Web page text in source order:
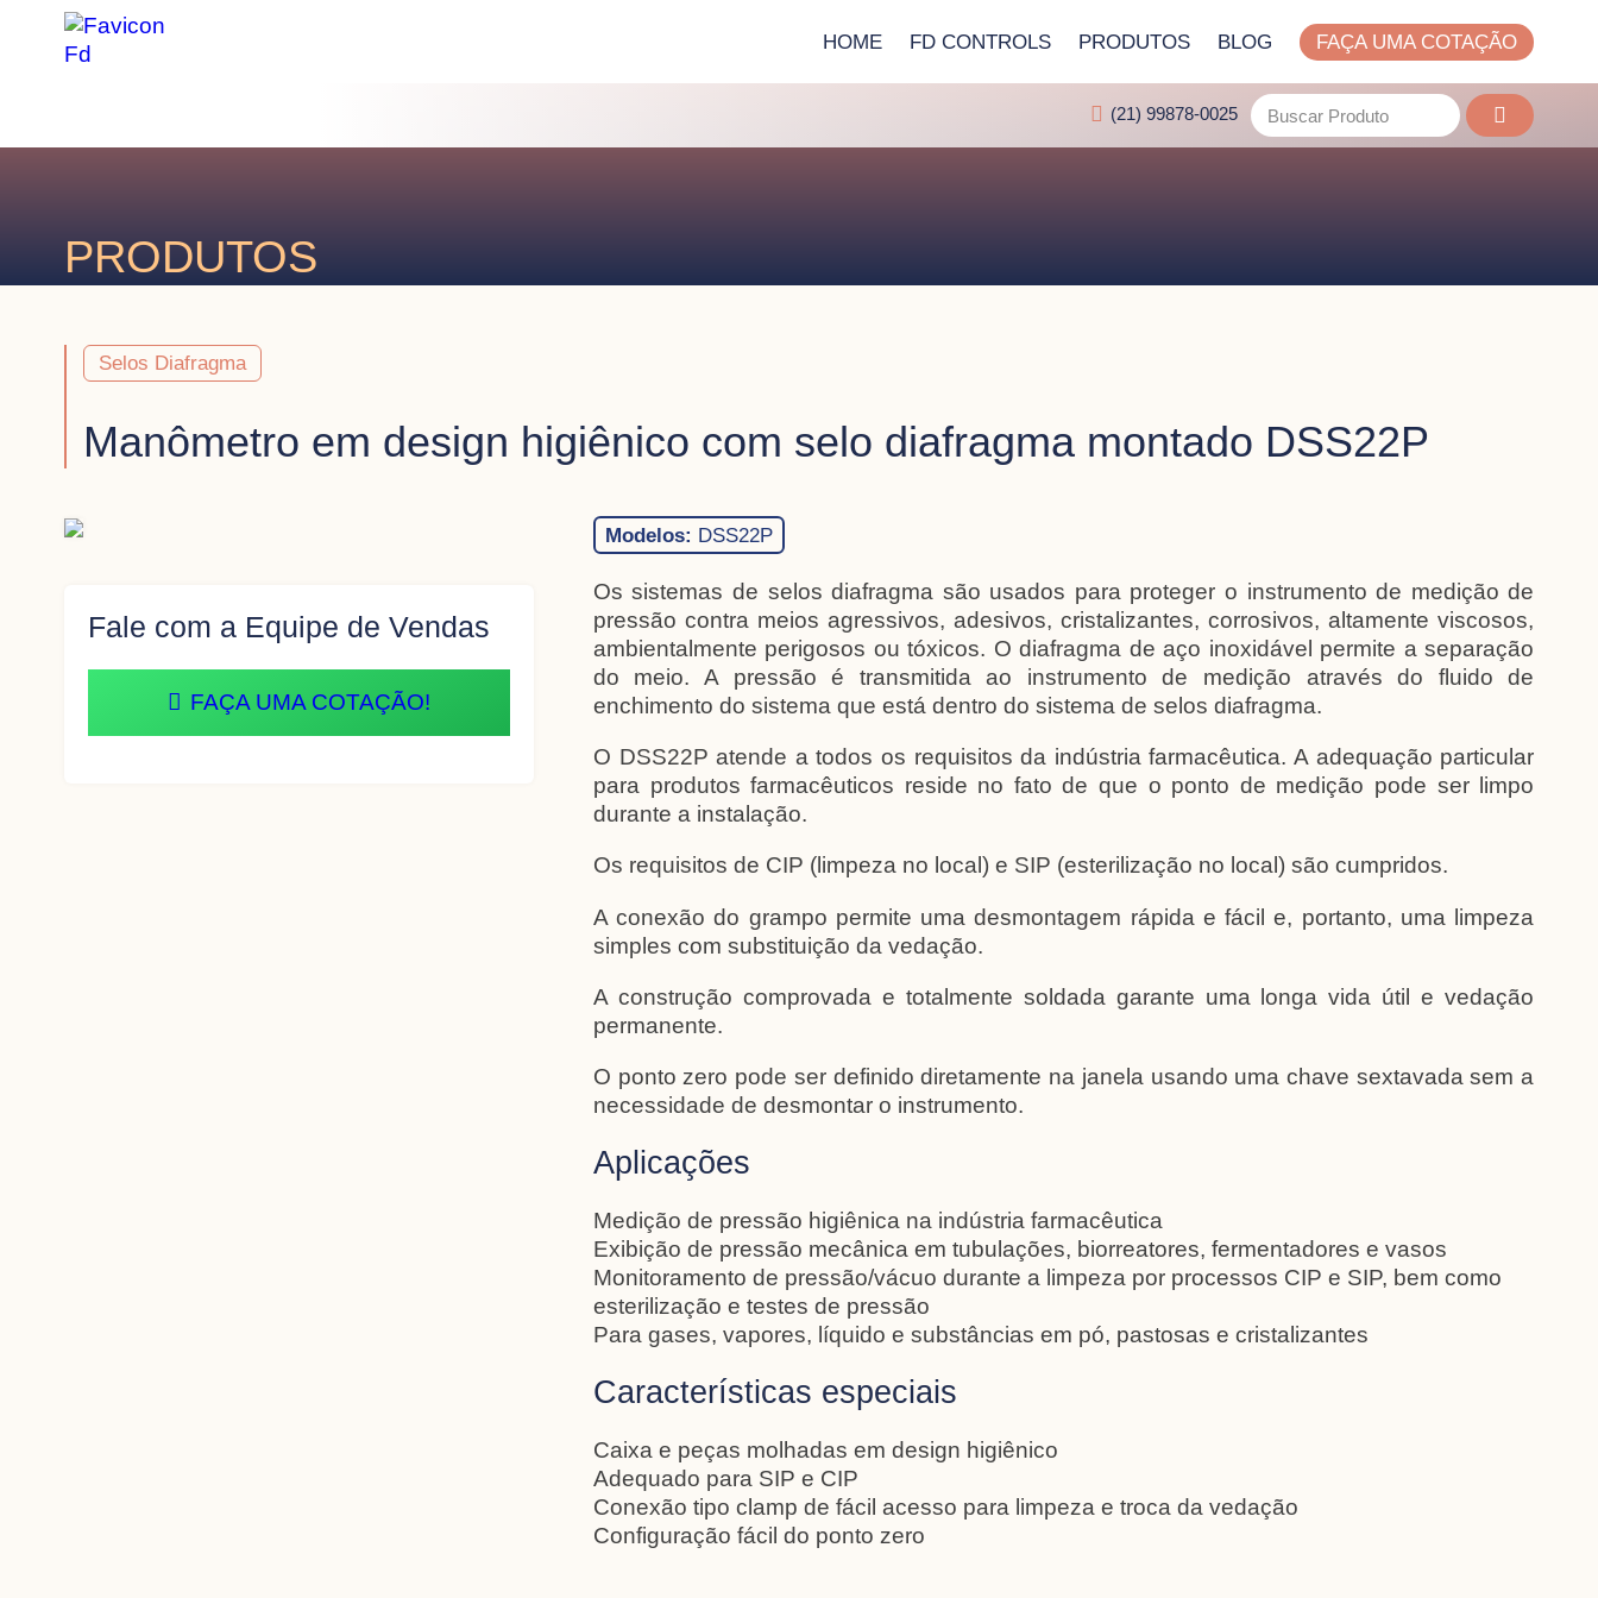
(21) 99878-0025
HOME FD CONTROLS PRODUTOS BLOG FAÇA UMA COTAÇÃO
PRODUTOS
Selos Diafragma
Manômetro em design higiênico com selo diafragma montado DSS22P
Modelos: DSS22P
Os sistemas de selos diafragma são usados ​​para proteger o instrumento de medição de
pressão contra meios agressivos, adesivos, cristalizantes, corrosivos, altamente viscosos,
ambientalmente perigosos ou tóxicos. O diafragma de aço inoxidável permite a separação
do meio. A pressão é transmitida ao instrumento de medição através do fluido de
enchimento do sistema que está dentro do sistema de selos diafragma.
O DSS22P atende a todos os requisitos da indústria farmacêutica. A adequação particular
para produtos farmacêuticos reside no fato de que o ponto de medição pode ser limpo
durante a instalação.
Os requisitos de CIP (limpeza no local) e SIP (esterilização no local) são cumpridos.
A conexão do grampo permite uma desmontagem rápida e fácil e, portanto, uma limpeza
simples com substituição da vedação.
A construção comprovada e totalmente soldada garante uma longa vida útil e vedação
permanente.
O ponto zero pode ser definido diretamente na janela usando uma chave sextavada sem a
necessidade de desmontar o instrumento.
Aplicações
Medição de pressão higiênica na indústria farmacêutica
Exibição de pressão mecânica em tubulações, biorreatores, fermentadores e vasos
Monitoramento de pressão/vácuo durante a limpeza por processos CIP e SIP, bem como
esterilização e testes de pressão
Para gases, vapores, líquido e substâncias em pó, pastosas e cristalizantes
Características especiais
Caixa e peças molhadas em design higiênico
Adequado para SIP e CIP
Conexão tipo clamp de fácil acesso para limpeza e troca da vedação
Configuração fácil do ponto zero
Fale com a Equipe de Vendas
FAÇA UMA COTAÇÃO!